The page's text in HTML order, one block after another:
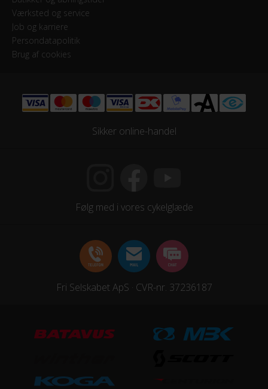
Værksted og service
Job og karriere
Persondatapolitik
Brug af cookies
Sikker online-handel
Følg med i vores cykelglæde
Fri Selskabet ApS · CVR-nr. 37236187